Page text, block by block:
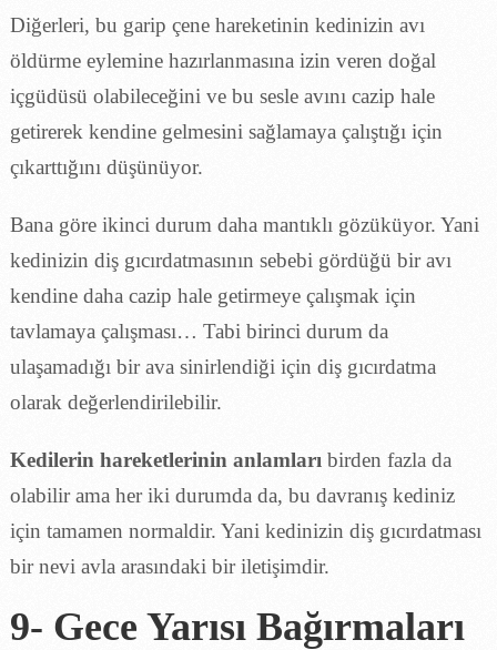
Diğerleri, bu garip çene hareketinin kedinizin avı
öldürme eylemine hazırlanmasına izin veren doğal
içgüdüsü olabileceğini ve bu sesle avını cazip hale
getirerek kendine gelmesini sağlamaya çalıştığı için
çıkarttığını düşünüyor.
Bana göre ikinci durum daha mantıklı gözüküyor. Yani
kedinizin diş gıcırdatmasının sebebi gördüğü bir avı
kendine daha cazip hale getirmeye çalışmak için
tavlamaya çalışması… Tabi birinci durum da
ulaşamadığı bir ava sinirlendiği için diş gıcırdatma
olarak değerlendirilebilir.
Kedilerin hareketlerinin anlamları birden fazla da
olabilir ama her iki durumda da, bu davranış kediniz
için tamamen normaldir. Yani kedinizin diş gıcırdatması
bir nevi avla arasındaki bir iletişimdir.
9- Gece Yarısı Bağırmaları